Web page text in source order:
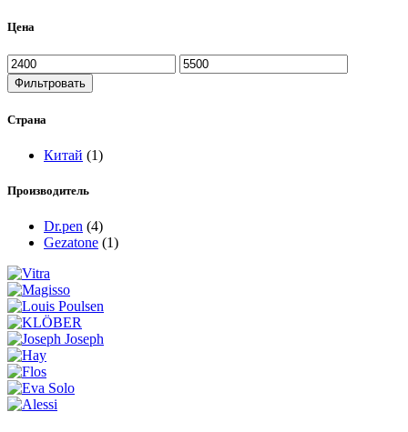
Цена
Фильтровать
Страна
Китай (1)
Производитель
Dr.pen (4)
Gezatone (1)